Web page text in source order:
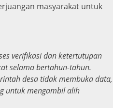
masyarakat untuk
verifikasi dan ketertutupan
selama bertahun-tahun.
desa tidak membuka data,
untuk mengambil alih